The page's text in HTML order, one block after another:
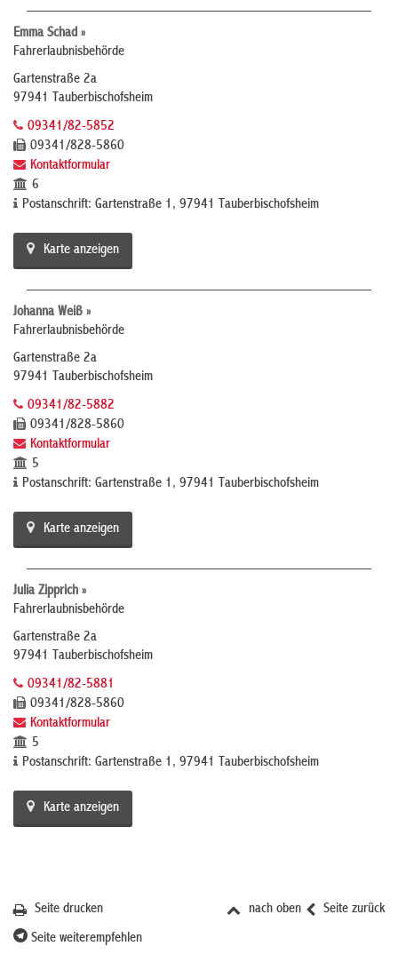
Emma Schad »
Fahrerlaubnisbehörde
Gartenstraße 2a
97941 Tauberbischofsheim
09341/82-5852
09341/828-5860
Kontaktformular
6
Postanschrift: Gartenstraße 1, 97941 Tauberbischofsheim
Karte anzeigen
Johanna Weiß »
Fahrerlaubnisbehörde
Gartenstraße 2a
97941 Tauberbischofsheim
09341/82-5882
09341/828-5860
Kontaktformular
5
Postanschrift: Gartenstraße 1, 97941 Tauberbischofsheim
Karte anzeigen
Julia Zipprich »
Fahrerlaubnisbehörde
Gartenstraße 2a
97941 Tauberbischofsheim
09341/82-5881
09341/828-5860
Kontaktformular
5
Postanschrift: Gartenstraße 1, 97941 Tauberbischofsheim
Karte anzeigen
Seite zurück
nach oben
Seite drucken
Seite weiterempfehlen